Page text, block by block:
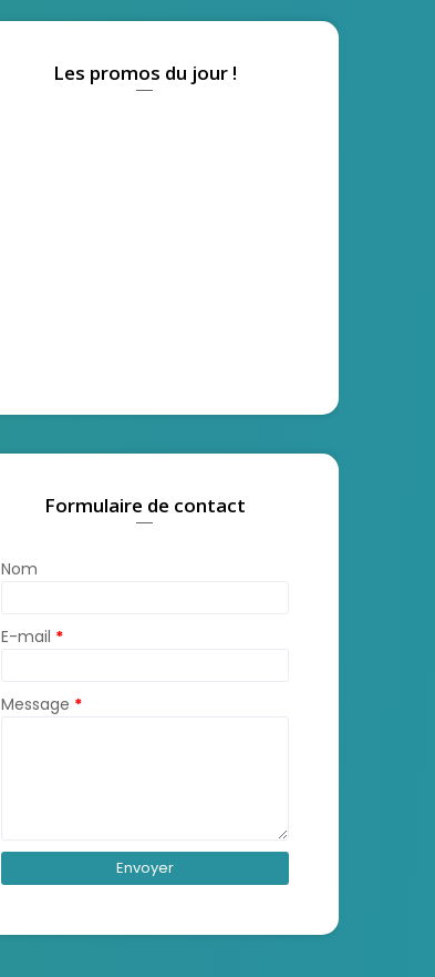
Les promos du jour !
Formulaire de contact
Nom
E-mail *
Message *